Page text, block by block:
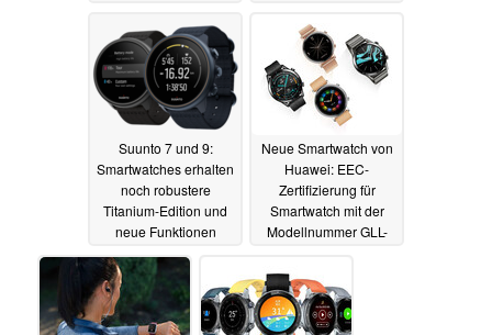
01.04.2021
Suunto 7 und 9:
Smartwatches erhalten
noch robustere
Titanium-Edition und
neue Funktionen
31.03.2021
Neue Smartwatch von
Huawei: EEC-
Zertifizierung für
Smartwatch mit der
Modellnummer GLL-